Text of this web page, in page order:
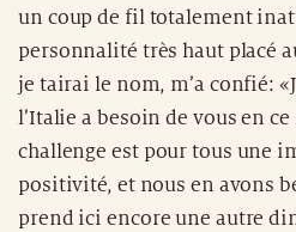
un coup de fil totalement
personnalité très haut placé
je tairai le nom, m’a confié:
l’Italie a besoin de vous en
challenge est pour tous une
positivité, et nous en avons
prend ici encore une autre